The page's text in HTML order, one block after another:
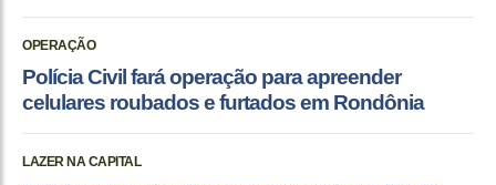
OPERAÇÃO
Polícia Civil fará operação para apreender
celulares roubados e furtados em Rondônia
LAZER NA CAPITAL